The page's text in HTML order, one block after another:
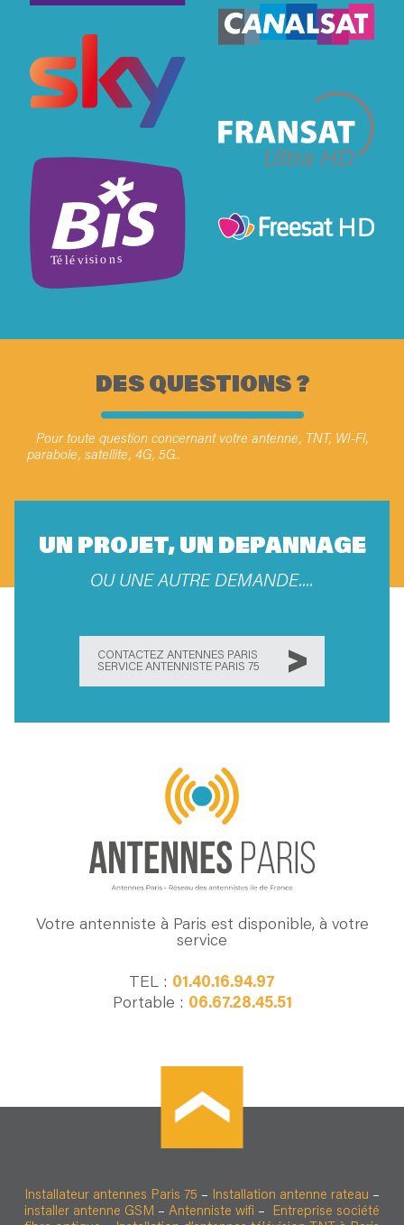
DES QUESTIONS ?
Pour toute question concernant votre antenne, TNT, WI-FI,
parabole, satellite, 4G, 5G..
UN PROJET, UN DEPANNAGE
OU UNE AUTRE DEMANDE....
CONTACTEZ ANTENNES PARIS
SERVICE ANTENNISTE PARIS 75
Votre antenniste à Paris est disponible, à votre
service
TEL : 01.40.16.94.97
Portable : 06.67.28.45.51
Installateur antennes Paris 75 – Installation antenne rateau –
installer antenne GSM – Antenniste wifi –
Entreprise société